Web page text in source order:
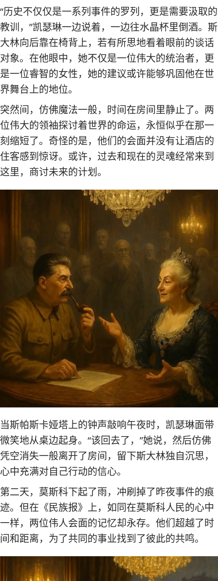
“历史不仅仅是一系列事件的罗列，更是需要汲取的
教训，”凯瑟琳一边说着，一边往水晶杯里倒酒。斯
大林向后靠在椅背上，若有所思地看着眼前的谈话
对象。在他眼中，她不仅是一位伟大的统治者，更
是一位睿智的女性，她的建议或许能够巩固他在世
界舞台上的地位。
突然间，仿佛魔法一般，时间在房间里静止了。两
位伟大的领袖探讨着世界的命运，永恒似乎在那一
刻缩短了。奇怪的是，他们的会面并没有让酒店的
住客感到惊讶。或许，过去和现在的灵魂经常来到
这里，商讨未来的计划。
当斯帕斯卡娅塔上的钟声敲响午夜时，凯瑟琳面带
微笑地从桌边起身。“该回去了，”她说，然后仿佛
凭空消失一般离开了房间，留下斯大林独自沉思，
心中充满对自己行动的信心。
第二天，莫斯科下起了雨，冲刷掉了昨夜事件的痕
迹。但在《民族报》上，如同在莫斯科人民的心中
一样，两位伟人会面的记忆却永存。他们超越了时
间和距离，为了共同的事业找到了彼此的共鸣。